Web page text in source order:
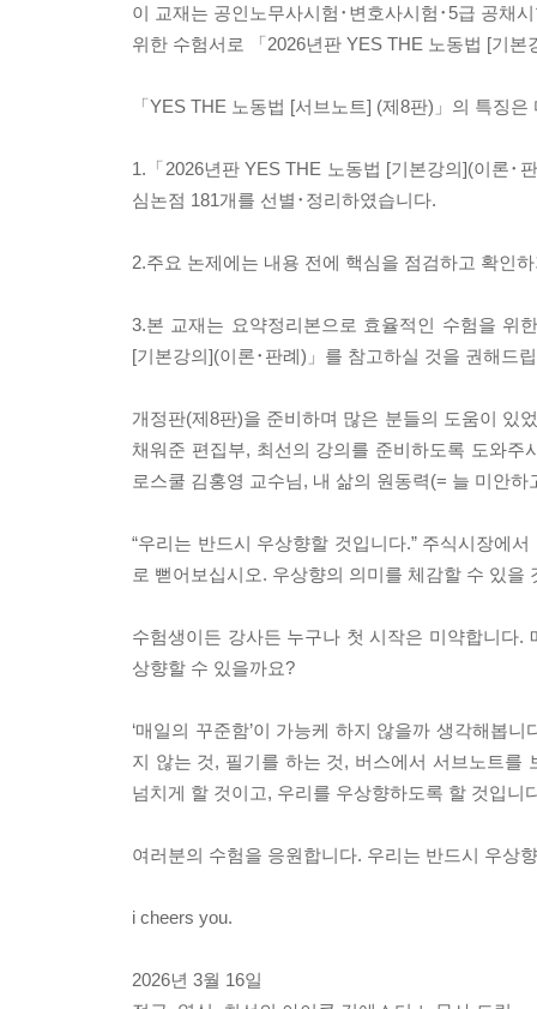
이 교재는 공인노무사시험･변호사시험･5급 공채
위한 수험서로 「2026년판 YES THE 노동법 [기
「YES THE 노동법 [서브노트] (제8판)」의 특징
1.「2026년판 YES THE 노동법 [기본강의](이론･
심논점 181개를 선별･정리하였습니다.
2.주요 논제에는 내용 전에 핵심을 점검하고 확인
3.본 교재는 요약정리본으로 효율적인 수험을 위
[기본강의](이론･판례)」를 참고하실 것을 권해드
개정판(제8판)을 준비하며 많은 분들의 도움이 있
채워준 편집부, 최선의 강의를 준비하도록 도와
로스쿨 김홍영 교수님, 내 삶의 원동력(= 늘 미안
“우리는 반드시 우상향할 것입니다.” 주식시장에
로 뻗어보십시오. 우상향의 의미를 체감할 수 있을
수험생이든 강사든 누구나 첫 시작은 미약합니다
상향할 수 있을까요?
‘매일의 꾸준함’이 가능케 하지 않을까 생각해봅
지 않는 것, 필기를 하는 것, 버스에서 서브노트를
넘치게 할 것이고, 우리를 우상향하도록 할 것입니
여러분의 수험을 응원합니다. 우리는 반드시 우상
i cheers you.
2026년 3월 16일